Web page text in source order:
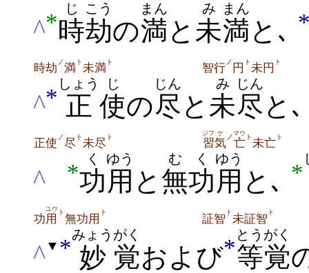
^*時
じ
劫
こう
の満
まん
と 未
み
満
まん
と､
時劫 ノ満 ト未満 ト 智行 ノ 円 ト未円 ト
^* 正
しょう
使
じ
の尽
じん
と 未
み
尽
じん
と
正使 ノ尽 ト未尽 ト 習
ジフ
気
ケ ノ 亡
マウ ト未亡 ト
^ *功
く
用
ゆう
と 無
む
功
く
用
ゆう
と､ *
功用
ユウ ト無功用 ト 証智 ト 未証智 ト
^▼ * 妙
みょう
覚
がく
および*等覚
とうがく